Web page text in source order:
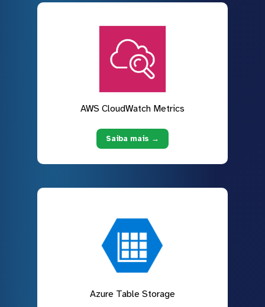
AWS CloudWatch Metrics
Saiba mais →
Azure Table Storage